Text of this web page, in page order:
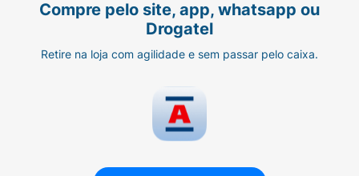
Compre pelo site, app, whatsapp ou
Drogatel
Retire na loja com agilidade e sem passar pelo caixa.